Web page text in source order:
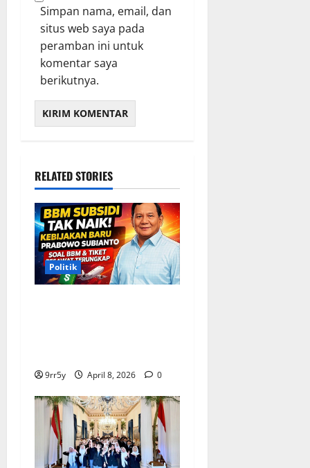
Simpan nama, email, dan
situs web saya pada
peramban ini untuk
komentar saya
berikutnya.
RELATED STORIES
Politik
9rr5y April 8, 2026 0